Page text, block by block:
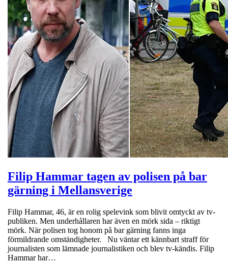
Filip Hammar tagen av polisen på bar
gärning i Mellansverige
Filip Hammar, 46, är en rolig spelevink som blivit omtyckt av tv-
publiken. Men underhållaren har även en mörk sida – riktigt
mörk. När polisen tog honom på bar gärning fanns inga
förmildrande omständigheter. Nu väntar ett kännbart straff för
journalisten som lämnade journalistiken och blev tv-kändis. Filip
Hammar har…